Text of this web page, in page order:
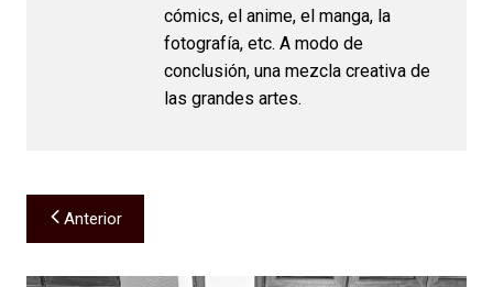
cómics, el anime, el manga, la
fotografía, etc. A modo de
conclusión, una mezcla creativa de
las grandes artes.
Navegación
de
entradas
Anterior